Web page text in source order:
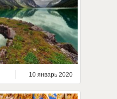
10 январь 2020